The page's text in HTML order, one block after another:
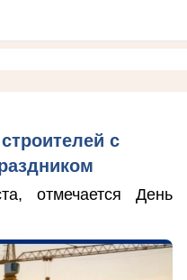
с
отмечается День